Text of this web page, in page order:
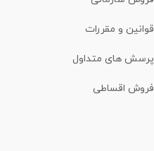
قوانین و مقررات
پرسش های متداول
فروش اقساطی